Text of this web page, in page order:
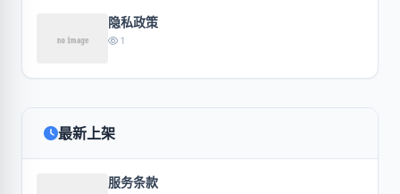
隐私政策
1
最新上架
服务条款